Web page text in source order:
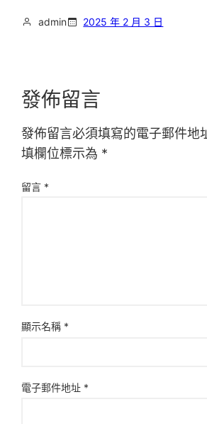
admin 2025 年 2 月 3 日
發佈留言
發佈留言必須填寫的電子郵件地
填欄位標示為 *
留言 *
顯示名稱 *
電子郵件地址 *